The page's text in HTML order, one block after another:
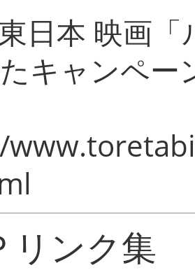
日本 映画
キャンペー
リンク集